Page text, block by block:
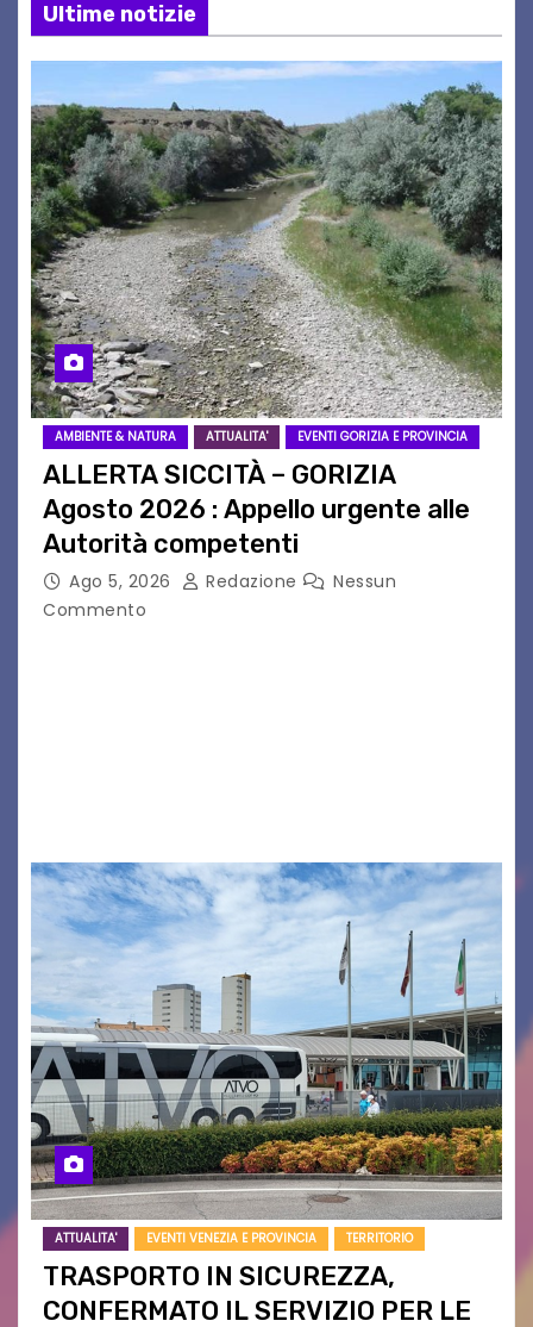
Ultime notizie
AMBIENTE & NATURA ATTUALITA' EVENTI GORIZIA E PROVINCIA
ALLERTA SICCITÀ – GORIZIA
Agosto 2026 : Appello urgente alle
Autorità competenti
Ago 5, 2026 Redazione
Nessun
Commento
ATTUALITA' EVENTI VENEZIA E PROVINCIA TERRITORIO
TRASPORTO IN SICUREZZA,
CONFERMATO IL SERVIZIO PER LE